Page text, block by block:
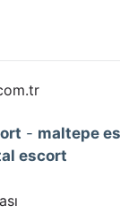
- maltepe
escort